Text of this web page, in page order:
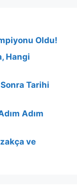
Oldu!
Hangi
Tarihi
Adım
ve